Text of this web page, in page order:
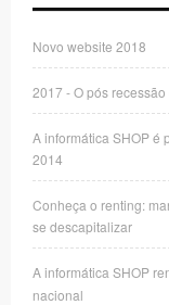
Novo website 2018
2017 - O pós
A informática SHOP é
2014
Conheça o renting:
se descapitalizar
A informática SHOP
nacional